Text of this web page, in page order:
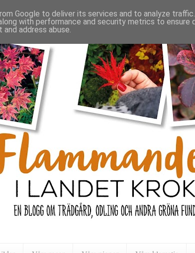
Google to deliver its services and to analyze
with performance and security metrics to ensure
address abuse.